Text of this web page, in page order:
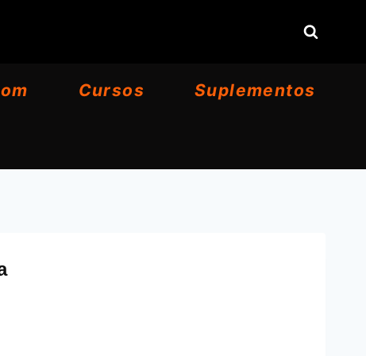
Cursos Suplementos